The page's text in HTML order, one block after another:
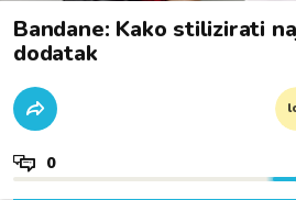
Bandane: Kako stilizirati
dodatak
0